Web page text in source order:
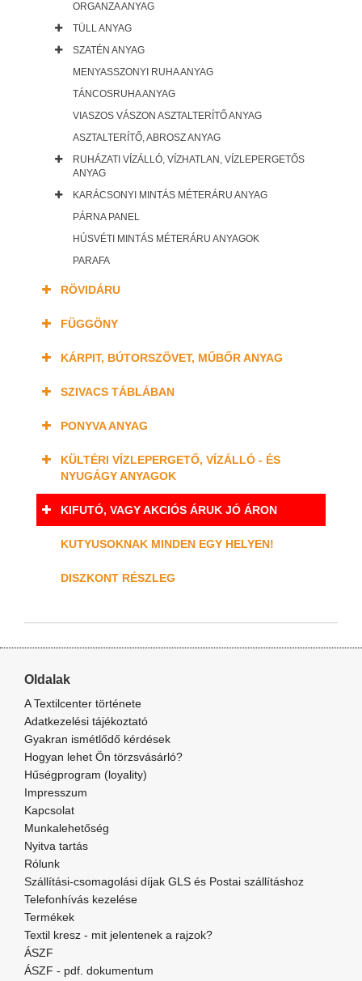
ORGANZA ANYAG
TÜLL ANYAG
SZATÉN ANYAG
MENYASSZONYI RUHA ANYAG
TÁNCOSRUHA ANYAG
VIASZOS VÁSZON ASZTALTERÍTŐ ANYAG
ASZTALTERÍTŐ, ABROSZ ANYAG
RUHÁZATI VÍZÁLLÓ, VÍZHATLAN, VÍZLEPERGETŐS
ANYAG
KARÁCSONYI MINTÁS MÉTERÁRU ANYAG
PÁRNA PANEL
HÚSVÉTI MINTÁS MÉTERÁRU ANYAGOK
PARAFA
RÖVIDÁRU
FÜGGÖNY
KÁRPIT, BÚTORSZÖVET, MŰBŐR ANYAG
SZIVACS TÁBLÁBAN
PONYVA ANYAG
KÜLTÉRI VÍZLEPERGETŐ, VÍZÁLLÓ - ÉS
NYUGÁGY ANYAGOK
KIFUTÓ, VAGY AKCIÓS ÁRUK JÓ ÁRON
KUTYUSOKNAK MINDEN EGY HELYEN!
DISZKONT RÉSZLEG
Oldalak
A Textilcenter története
Adatkezelési tájékoztató
Gyakran ismétlődő kérdések
Hogyan lehet Ön törzsvásárló?
Hűségprogram (loyality)
Impresszum
Kapcsolat
Munkalehetőség
Nyitva tartás
Rólunk
Szállítási-csomagolási díjak GLS és Postai szállításhoz
Telefonhívás kezelése
Termékek
Textil kresz - mit jelentenek a rajzok?
ÁSZF
ÁSZF - pdf. dokumentum